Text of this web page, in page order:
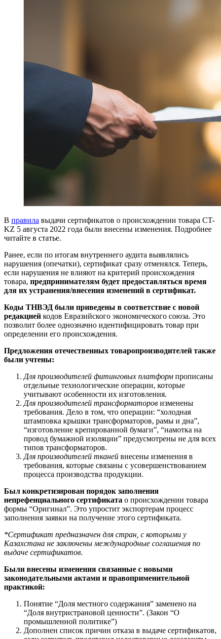
В правила выдачи сертификатов о происхождении товара CT-
KZ 5 августа 2022 года были внесены изменения. Подробнее
читайте в статье.
Ранее, если по итогам внутреннего аудита выявлялись
нарушения (опечатки), сертификат сразу отменялся. Теперь,
если нарушения не влияют на критерий происхождения
товара, предпринимателям будет предоставляться время
для их устранения/внесения изменений в сертификат.
Коды ТНВЭД были приведены в соответствие с новой
редакцией кодов Евразийского экономического союза. Это
позволит более однозначно идентифицировать товар при
определении его происхождения.
Предложения отечественных товаропроизводителей также
были учтены:
Для производителей фитинговых платформ прописаны
отдельные технологические операции, которые
учитывают особенности их изготовления.
Для производителей трансформаторов изменены
требования. Дело в том, что операции: “холодная
штамповка крышки трансформаторов, рамы и дна”,
“изготовление крепированной бумаги”, “намотка на
провод бумажной изоляции” предусмотрены не для всех
типов трансформаторов.
Для производителей тканей внесены изменения в
требования, которые связаны с усовершенствованием
процесса производства продукции.
Был конкретизирован порядок заполнения
непрефенциального сертификата о происхождении товара
формы “Оригинал”. Это упростит экспортерам процесс
заполнения заявки на получение этого сертификата.
*Сертификат предназначен для стран, с которыми у
Казахстана не заключены международные соглашения по
выдаче сертификатов.
Были внесены изменения связанные с новыми
законодательными актами и правоприменительной
практикой:
Понятие “Доля местного содержания” заменено на
“Доля внутристрановой ценности”. (Закон “О
промышленной политике”)
Дополнен список причин отказа в выдаче сертификатов,